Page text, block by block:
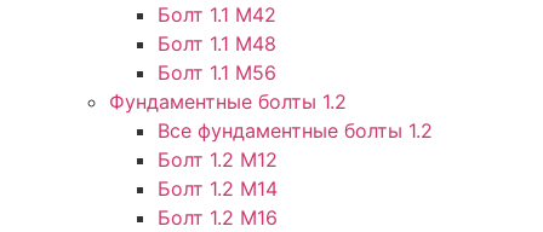
Болт 1.1 М42
Болт 1.1 М48
Болт 1.1 М56
Фундаментные болты 1.2
Все фундаментные болты 1.2
Болт 1.2 М12
Болт 1.2 М14
Болт 1.2 М16